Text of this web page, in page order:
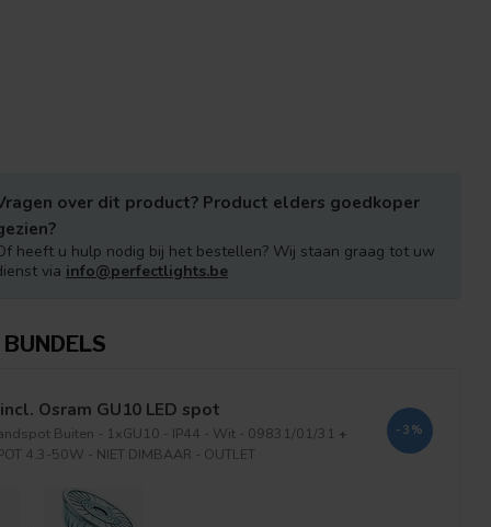
over dit product? Product elders goedkoper
heeft u hulp nodig bij het bestellen? Wij staan graag tot uw
via info@perfectlights.be
Osram GU10 LED spot
Buiten - 1xGU10 - IP44 - Wit - 09831/01/31 +
4.3-50W - NIET DIMBAAR - OUTLET
-3%